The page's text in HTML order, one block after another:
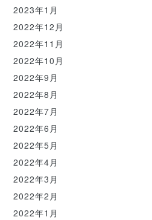
2023年1月
2022年12月
2022年11月
2022年10月
2022年9月
2022年8月
2022年7月
2022年6月
2022年5月
2022年4月
2022年3月
2022年2月
2022年1月